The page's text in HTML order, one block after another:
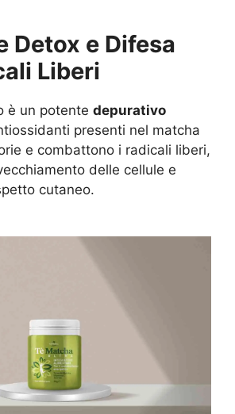
Detox e Difesa
Liberi
è un potente depurativo
presenti nel matcha
e combattono i radicali liberi,
delle cellule e
cutaneo.